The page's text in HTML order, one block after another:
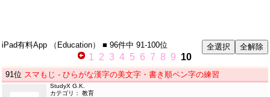
iPad有料App （Education） ■ 96件中 91-100位
1 2 3 4 5 6 7 8 9 10
91位 スマもじ - ひらがな漢字の美文字・書き順ペン字の練習
StudyX G.K.
カテゴリ： 教育